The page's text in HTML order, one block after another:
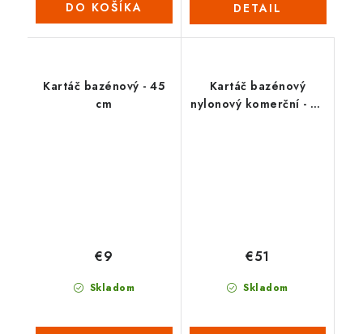
DO KOŠÍKA DETAIL
Kartáč bazénový - 45
cm
Skladom
€9
Kartáč bazénový
nylonový komerční - 91
Skladom
€51